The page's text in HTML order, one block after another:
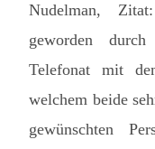
Nudelman,
geworden
Telefonat mit
welchem beide
gewünschten